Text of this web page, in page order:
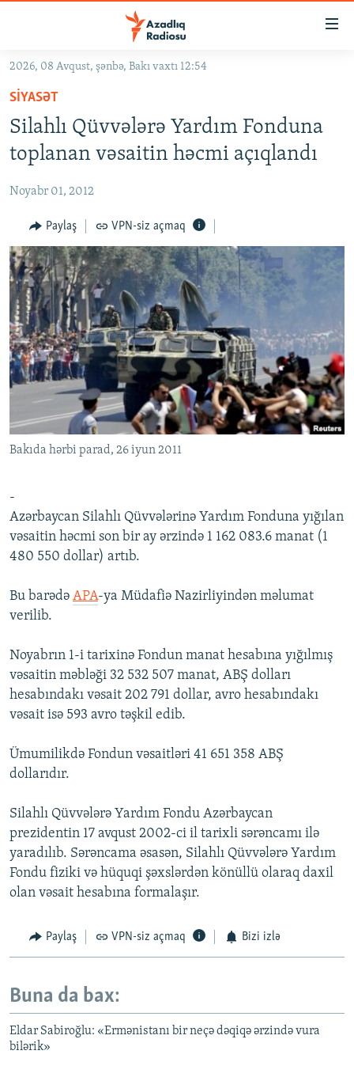
Əsas
qayıt
Əsas
naviqasiyaya
qayıt
Axtarışa
GÜNDƏM
#İZAHLA
KORRUPSIOMETR
#ƏSLINDƏ
FƏRQƏ BAX
QANUNI DOĞRU
ARAŞDIRMA
MULTIMEDIA
VIDEO
FOTOQALEREYA
İNFOQRAFIKA
KARIKATURA
RADIO ARXIV
OXU ZALI
AZƏRBAYCAN ƏDƏBIYYATI KITABXANASI
İSLAM VƏ DEMOKRATIYA
İZ - MƏDƏNIYYƏT PROQRAMI
HAQQIMIZDA
MISSIYAMIZ
PEŞƏ ETIKASI VƏ JURNALISTIKA STANDARTLARIMIZ
MATERIALLARIMIZDAN ISTIFADƏ
AZADLIQRADIOSU MOBIL TELEFONUNUZDA
XƏBƏR BÜLLETENLƏRIMIZ
BIZI IZLƏ
RFE/RL-in bütün saytları
2026, 08 Avqust, şənbə, Bakı vaxtı 12:54
SIYASƏT
Silahlı Qüvvələrə Yardım Fonduna
toplanan vəsaitin həcmi açıqlandı
Noyabr 01, 2012
Paylaş VPN-siz açmaq
Bakıda hərbi parad, 26 iyun 2011
-
Azərbaycan Silahlı Qüvvələrinə Yardım Fonduna yığılan
vəsaitin həcmi son bir ay ərzində 1 162 083.6 manat (1
480 550 dollar) artıb.
Bu barədə APA-ya Müdafiə Nazirliyindən məlumat
verilib.
Noyabrın 1-i tarixinə Fondun manat hesabına yığılmış
vəsaitin məbləği 32 532 507 manat, ABŞ dolları
hesabındakı vəsait 202 791 dollar, avro hesabındakı
vəsait isə 593 avro təşkil edib.
Ümumilikdə Fondun vəsaitləri 41 651 358 ABŞ
dollarıdır.
Silahlı Qüvvələrə Yardım Fondu Azərbaycan
prezidentin 17 avqust 2002-ci il tarixli sərəncamı ilə
yaradılıb. Sərəncama əsasən, Silahlı Qüvvələrə Yardım
Fondu fiziki və hüquqi şəxslərdən könüllü olaraq daxil
olan vəsait hesabına formalaşır.
Paylaş VPN-siz açmaq Bizi izlə
Buna da bax:
Eldar Sabiroğlu: «Ermənistanı bir neçə dəqiqə ərzində vura
bilərik»